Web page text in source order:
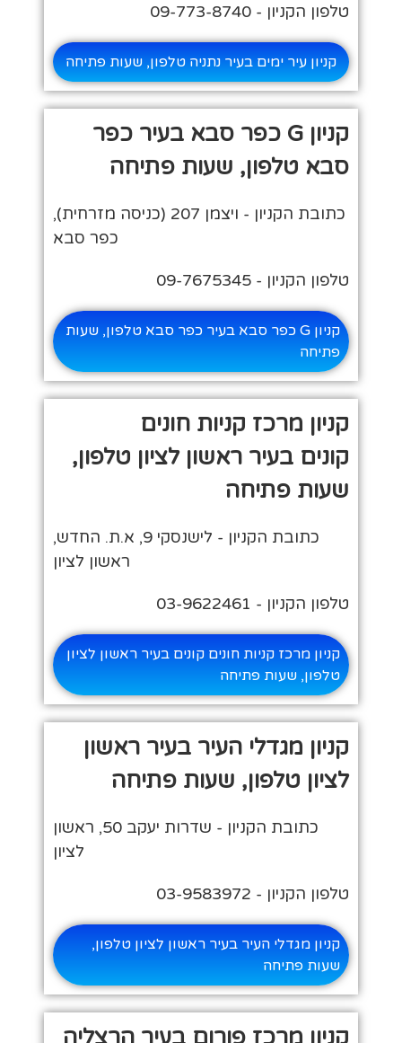
טלפון הקניון - 09-773-8740
קניון עיר ימים בעיר נתניה טלפון, שעות פתיחה
קניון G כפר סבא בעיר כפר
סבא טלפון, שעות פתיחה
כתובת הקניון - ויצמן 207 (כניסה מזרחית),
כפר סבא
טלפון הקניון - 09-7675345
קניון G כפר סבא בעיר כפר סבא טלפון, שעות
פתיחה
קניון מרכז קניות חונים
קונים בעיר ראשון לציון טלפון,
שעות פתיחה
כתובת הקניון - לישנסקי 9, א.ת. החדש,
ראשון לציון
טלפון הקניון - 03-9622461
קניון מרכז קניות חונים קונים בעיר ראשון לציון
טלפון, שעות פתיחה
קניון מגדלי העיר בעיר ראשון
לציון טלפון, שעות פתיחה
כתובת הקניון - שדרות יעקב 50, ראשון
לציון
טלפון הקניון - 03-9583972
קניון מגדלי העיר בעיר ראשון לציון טלפון,
שעות פתיחה
קניון מרכז פורום בעיר הרצליה